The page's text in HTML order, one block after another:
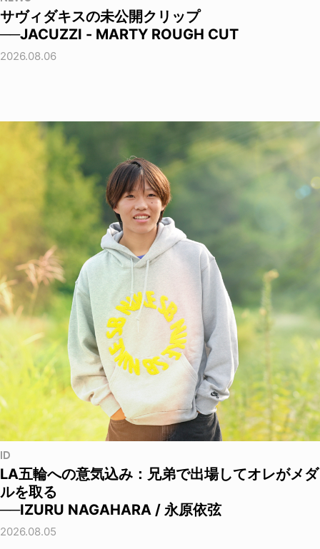
サヴィダキスの未公開クリップ
──JACUZZI - MARTY ROUGH CUT
2026.08.06
ID
LA五輪への意気込み：兄弟で出場してオレがメダ
ルを取る
──IZURU NAGAHARA / 永原依弦
2026.08.05